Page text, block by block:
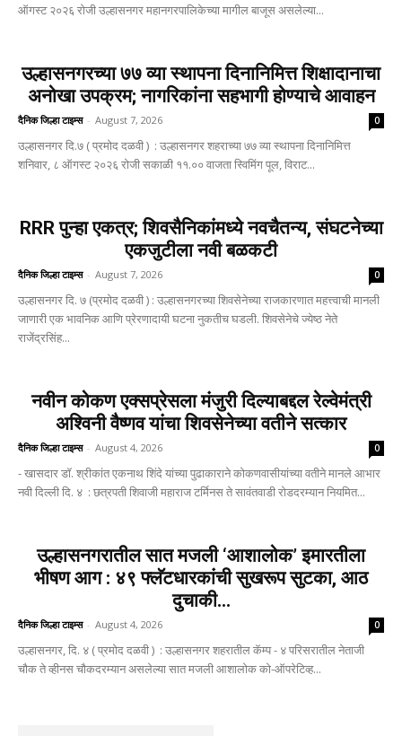
ऑगस्ट २०२६ रोजी उल्हासनगर महानगरपालिकेच्या मागील बाजूस असलेल्या...
उल्हासनगरच्या ७७ व्या स्थापना दिनानिमित्त शिक्षादानाचा
अनोखा उपक्रम; नागरिकांना सहभागी होण्याचे आवाहन
दैनिक जिल्हा टाइम्स - August 7, 2026 0
उल्हासनगर दि.७ ( प्रमोद दळवी ) : उल्हासनगर शहराच्या ७७ व्या स्थापना दिनानिमित्त
शनिवार, ८ ऑगस्ट २०२६ रोजी सकाळी ११.०० वाजता स्विमिंग पूल, विराट...
RRR पुन्हा एकत्र; शिवसैनिकांमध्ये नवचैतन्य, संघटनेच्या
एकजुटीला नवी बळकटी
दैनिक जिल्हा टाइम्स - August 7, 2026 0
उल्हासनगर दि. ७ (प्रमोद दळवी ) : उल्हासनगरच्या शिवसेनेच्या राजकारणात महत्त्वाची मानली
जाणारी एक भावनिक आणि प्रेरणादायी घटना नुकतीच घडली. शिवसेनेचे ज्येष्ठ नेते
राजेंद्रसिंह...
नवीन कोकण एक्सप्रेसला मंजुरी दिल्याबद्दल रेल्वेमंत्री
अश्विनी वैष्णव यांचा शिवसेनेच्या वतीने सत्कार
दैनिक जिल्हा टाइम्स - August 4, 2026 0
- खासदार डॉ. श्रीकांत एकनाथ शिंदे यांच्या पुढाकाराने कोकणवासीयांच्या वतीने मानले आभार
नवी दिल्ली दि. ४ : छत्रपती शिवाजी महाराज टर्मिनस ते सावंतवाडी रोडदरम्यान नियमित...
उल्हासनगरातील सात मजली ‘आशालोक’ इमारतीला
भीषण आग : ४९ फ्लॅटधारकांची सुखरूप सुटका, आठ
दुचाकी...
दैनिक जिल्हा टाइम्स - August 4, 2026 0
उल्हासनगर, दि. ४ ( प्रमोद दळवी ) : उल्हासनगर शहरातील कॅम्प - ४ परिसरातील नेताजी
चौक ते व्हीनस चौकदरम्यान असलेल्या सात मजली आशालोक को-ऑपरेटिव्ह...